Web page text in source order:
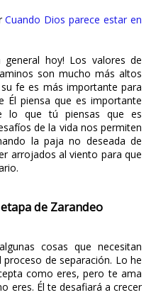
Cuando Dios parece estar en
general hoy! Los valores de
son mucho más altos
fe es más importante para
Él piensa que es importante
lo que tú piensas que es
de la vida nos permiten
la paja no deseada de
arrojados al viento para que
de Zarandeo
cosas que necesitan
de separación. Lo he
como eres, pero te ama
eres. Él te desafiará a crecer